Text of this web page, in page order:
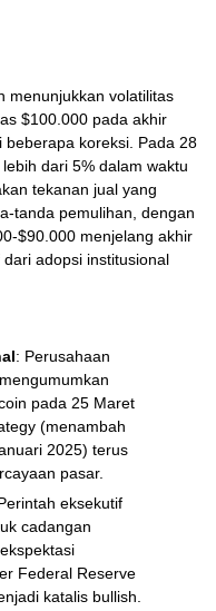
menunjukkan volatilitas
$100.000 pada akhir
beberapa koreksi. Pada 28
dari 5% dalam waktu
tekanan jual yang
tanda pemulihan, dengan
$90.000 menjelang akhir
adopsi institusional
: Perusahaan
pada 25 Maret
(menambah
2025) terus
pasar.
eksekutif
cadangan
Federal Reserve
katalis bullish.